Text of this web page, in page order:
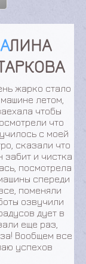
АЛИНА
жарко стало
летом,
чтобы
что
с моей
сказали что
забит и чистка
посмотрела
спереди
поменяли
озвучили
дует в
еще раз,
Вообщем все
успехов